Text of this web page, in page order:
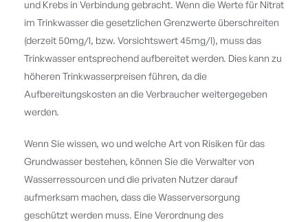
und Krebs in Verbindung gebracht. Wenn die Werte für Nitrat
im Trinkwasser die gesetzlichen Grenzwerte überschreiten
(derzeit 50mg/l, bzw. Vorsichtswert 45mg/l), muss das
Trinkwasser entsprechend aufbereitet werden. Dies kann zu
höheren Trinkwasserpreisen führen, da die
Aufbereitungskosten an die Verbraucher weitergegeben
werden.
Wenn Sie wissen, wo und welche Art von Risiken für das
Grundwasser bestehen, können Sie die Verwalter von
Wasserressourcen und die privaten Nutzer darauf
aufmerksam machen, dass die Wasserversorgung
geschützt werden muss. Eine Verordnung des